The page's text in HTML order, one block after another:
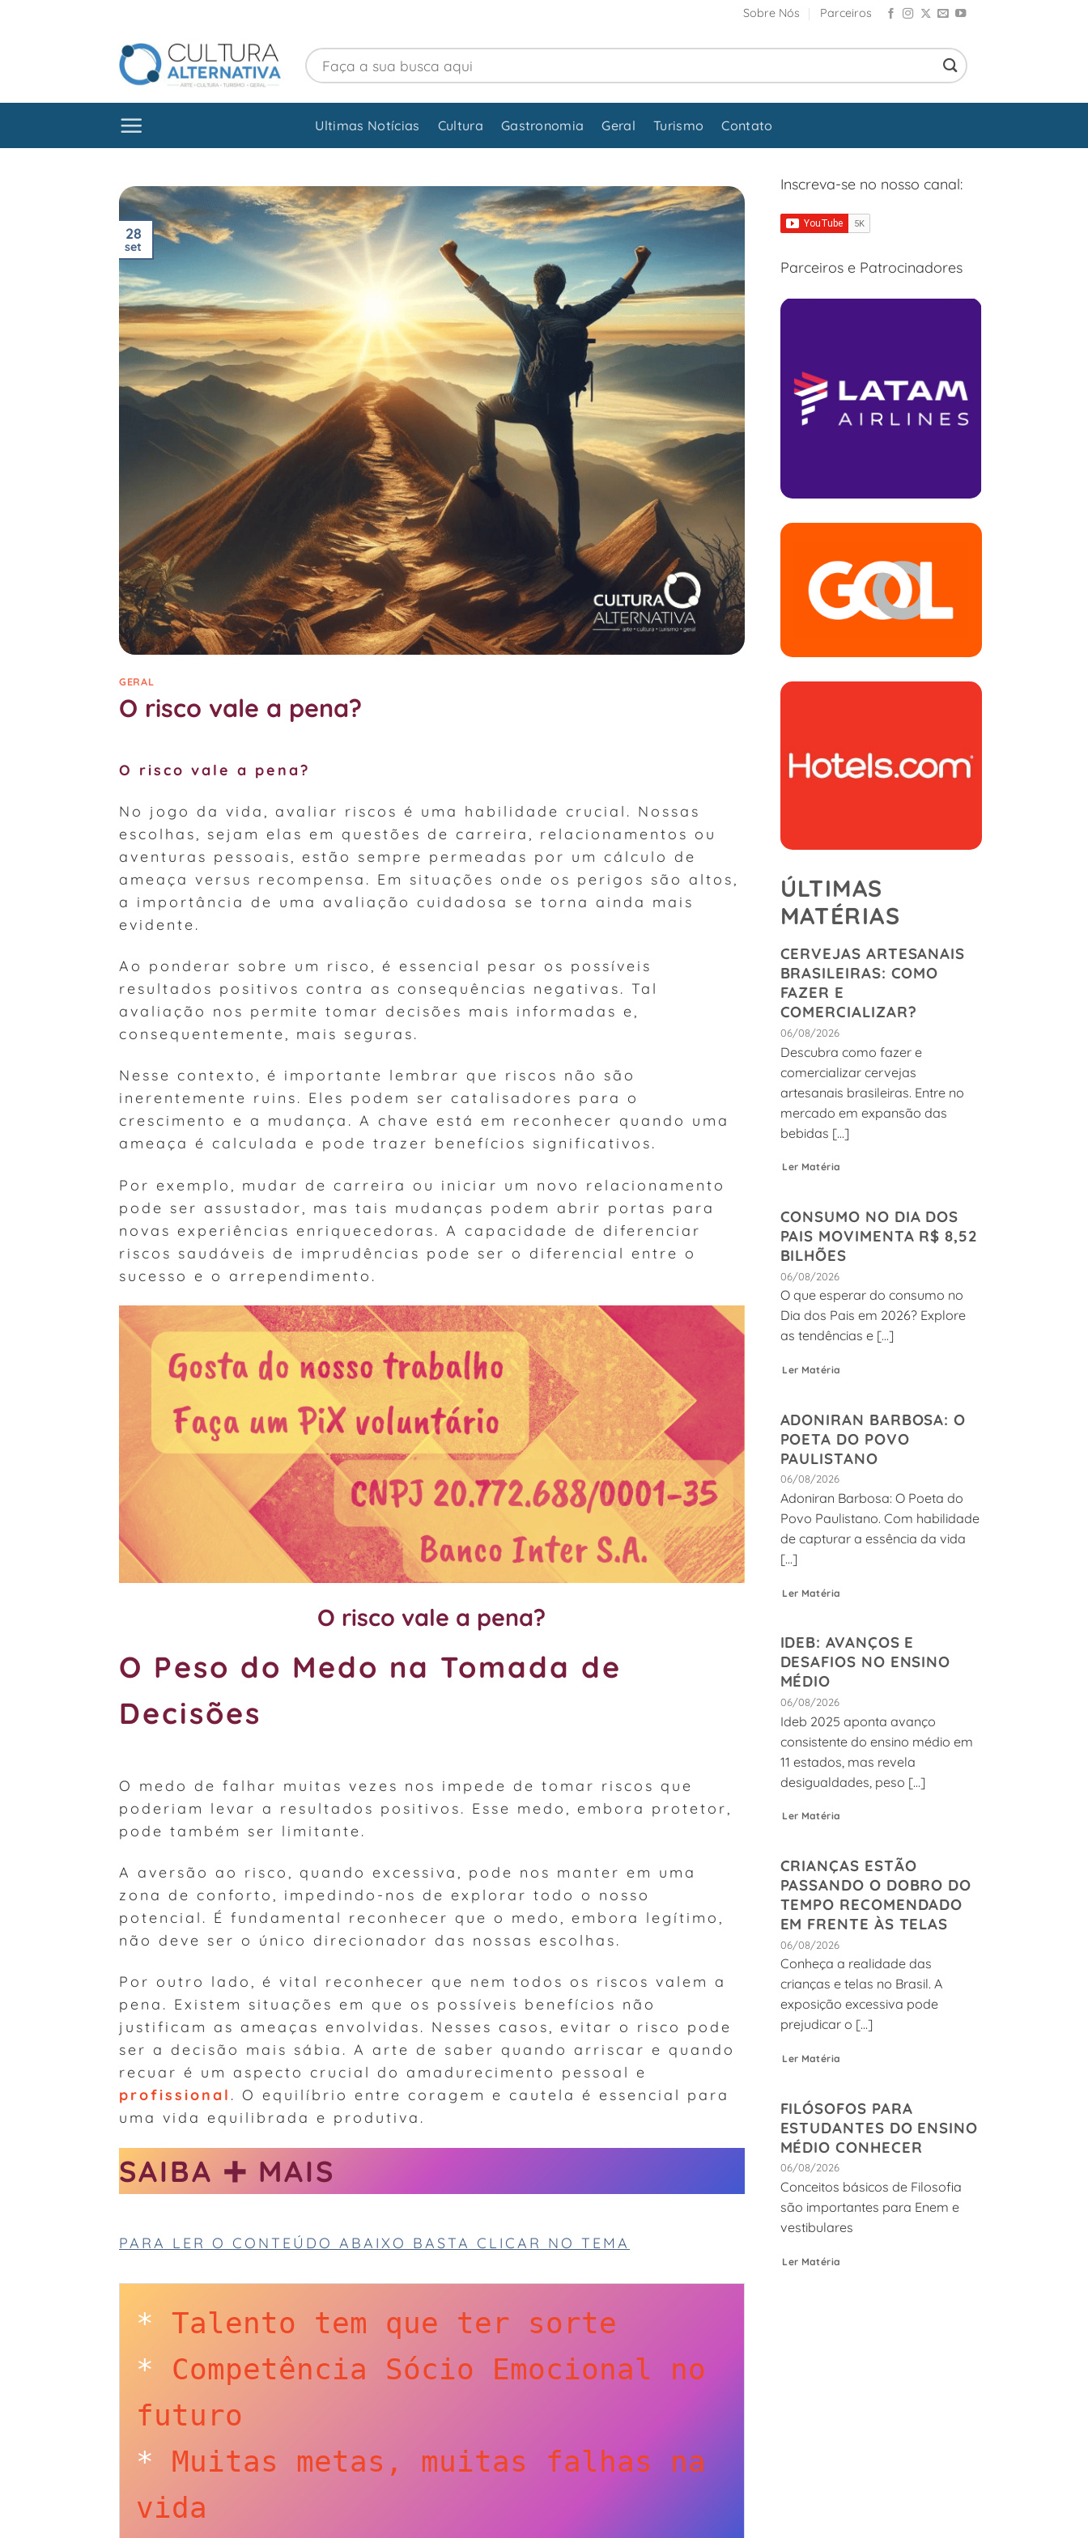
Sobre Nós Parceiros
Ultimas Notícias Cultura Gastronomia Geral Turismo Contato
28
set
GERAL
O risco vale a pena?
O risco vale a pena?
No jogo da vida, avaliar riscos é uma habilidade crucial. Nossas
escolhas, sejam elas em questões de carreira, relacionamentos ou
aventuras pessoais, estão sempre permeadas por um cálculo de
ameaça versus recompensa. Em situações onde os perigos são altos,
a importância de uma avaliação cuidadosa se torna ainda mais
evidente.
Ao ponderar sobre um risco, é essencial pesar os possíveis
resultados positivos contra as consequências negativas. Tal
avaliação nos permite tomar decisões mais informadas e,
consequentemente, mais seguras.
Nesse contexto, é importante lembrar que riscos não são
inerentemente ruins. Eles podem ser catalisadores para o
crescimento e a mudança. A chave está em reconhecer quando uma
ameaça é calculada e pode trazer benefícios significativos.
Por exemplo, mudar de carreira ou iniciar um novo relacionamento
pode ser assustador, mas tais mudanças podem abrir portas para
novas experiências enriquecedoras. A capacidade de diferenciar
riscos saudáveis de imprudências pode ser o diferencial entre o
sucesso e o arrependimento.
O risco vale a pena?
O Peso do Medo na Tomada de
Decisões
O medo de falhar muitas vezes nos impede de tomar riscos que
poderiam levar a resultados positivos. Esse medo, embora protetor,
pode também ser limitante.
A aversão ao risco, quando excessiva, pode nos manter em uma
zona de conforto, impedindo-nos de explorar todo o nosso
potencial. É fundamental reconhecer que o medo, embora legítimo,
não deve ser o único direcionador das nossas escolhas.
Por outro lado, é vital reconhecer que nem todos os riscos valem a
pena. Existem situações em que os possíveis benefícios não
justificam as ameaças envolvidas. Nesses casos, evitar o risco pode
ser a decisão mais sábia. A arte de saber quando arriscar e quando
recuar é um aspecto crucial do amadurecimento pessoal e
profissional . O equilíbrio entre coragem e cautela é essencial para
uma vida equilibrada e produtiva.
SAIBA ➕ MAIS
PARA LER O CONTEÚDO ABAIXO BASTA CLICAR NO TEMA
* Talento tem que ter sorte
* Competência Sócio Emocional no
futuro
* Muitas metas, muitas falhas na
vida
Inscreva-se no nosso canal:
Parceiros e Patrocinadores
ÚLTIMAS
MATÉRIAS
CERVEJAS ARTESANAIS
BRASILEIRAS: COMO
FAZER E
COMERCIALIZAR?
06/08/2026
Descubra como fazer e
comercializar cervejas
artesanais brasileiras. Entre no
mercado em expansão das
bebidas [...]
Ler Matéria
CONSUMO NO DIA DOS
PAIS MOVIMENTA R$ 8,52
BILHÕES
06/08/2026
O que esperar do consumo no
Dia dos Pais em 2026? Explore
as tendências e [...]
Ler Matéria
ADONIRAN BARBOSA: O
POETA DO POVO
PAULISTANO
06/08/2026
Adoniran Barbosa: O Poeta do
Povo Paulistano. Com habilidade
de capturar a essência da vida
[...]
Ler Matéria
IDEB: AVANÇOS E
DESAFIOS NO ENSINO
MÉDIO
06/08/2026
Ideb 2025 aponta avanço
consistente do ensino médio em
11 estados, mas revela
desigualdades, peso [...]
Ler Matéria
CRIANÇAS ESTÃO
PASSANDO O DOBRO DO
TEMPO RECOMENDADO
EM FRENTE ÀS TELAS
06/08/2026
Conheça a realidade das
crianças e telas no Brasil. A
exposição excessiva pode
prejudicar o [...]
Ler Matéria
FILÓSOFOS PARA
ESTUDANTES DO ENSINO
MÉDIO CONHECER
06/08/2026
Conceitos básicos de Filosofia
são importantes para Enem e
vestibulares
Ler Matéria